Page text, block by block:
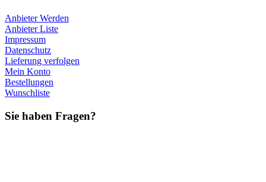
Anbieter Werden
Anbieter Liste
Impressum
Datenschutz
Lieferung verfolgen
Mein Konto
Bestellungen
Wunschliste
Sie haben Fragen?